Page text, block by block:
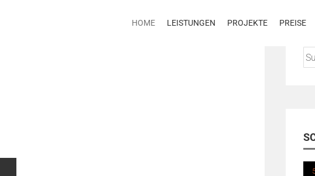
HOME LEISTUNGEN PROJEKTE PREISE